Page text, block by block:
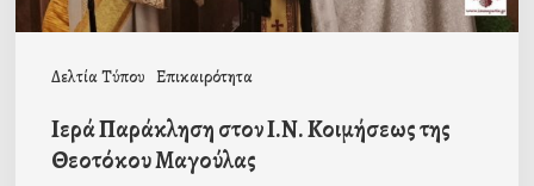
Δελτία Τύπου Επικαιρότητα
Ιερά Παράκληση στον Ι.Ν. Κοιμήσεως της
Θεοτόκου Μαγούλας